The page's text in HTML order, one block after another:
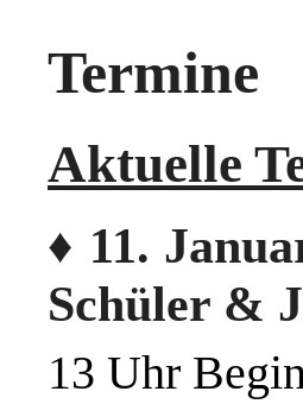
Termine
Aktuelle
♦ 11.
Schüler &
13 Uhr